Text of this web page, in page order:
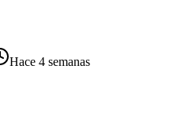
Hace 4 semanas